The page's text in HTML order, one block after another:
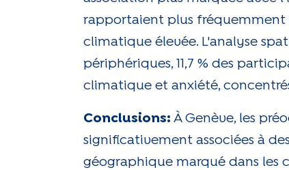
rapportaient plus fréquemment
climatique élevée. L'analyse
périphériques, 11,7 % des
climatique et anxiété,
Conclusions: À Genève, les
significativement associées à
géographique marqué dans les